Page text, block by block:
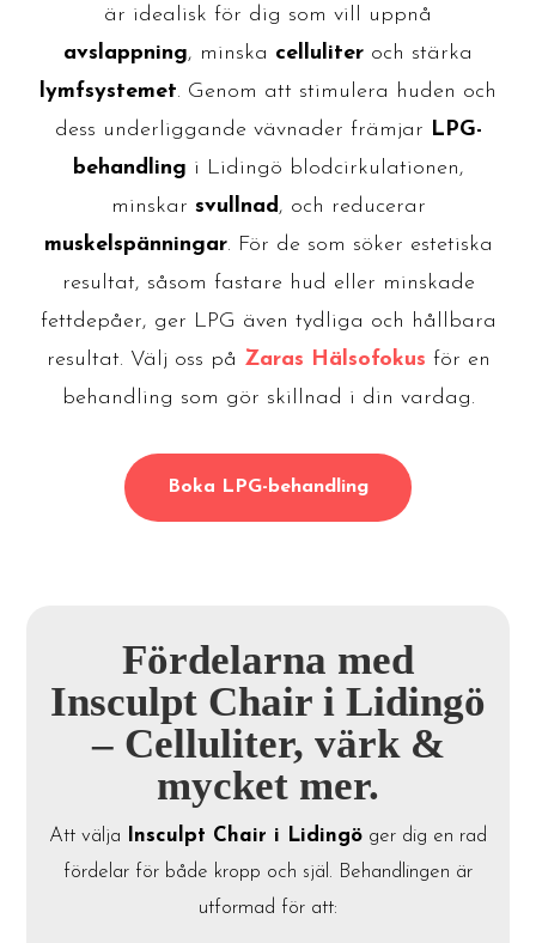
är idealisk för dig som vill uppnå
avslappning, minska celluliter och stärka
lymfsystemet. Genom att stimulera huden och
dess underliggande vävnader främjar LPG-
behandling i Lidingö blodcirkulationen,
minskar svullnad , och reducerar
muskelspänningar. För de som söker estetiska
resultat, såsom fastare hud eller minskade
fettdepåer, ger LPG även tydliga och hållbara
resultat. Välj oss på Zaras Hälsofokus för en
behandling som gör skillnad i din vardag.
Boka LPG-behandling
Fördelarna med
Insculpt Chair i Lidingö
– Celluliter, värk &
mycket mer.
Att välja Insculpt Chair i Lidingö ger dig en rad
fördelar för både kropp och själ. Behandlingen är
utformad för att: